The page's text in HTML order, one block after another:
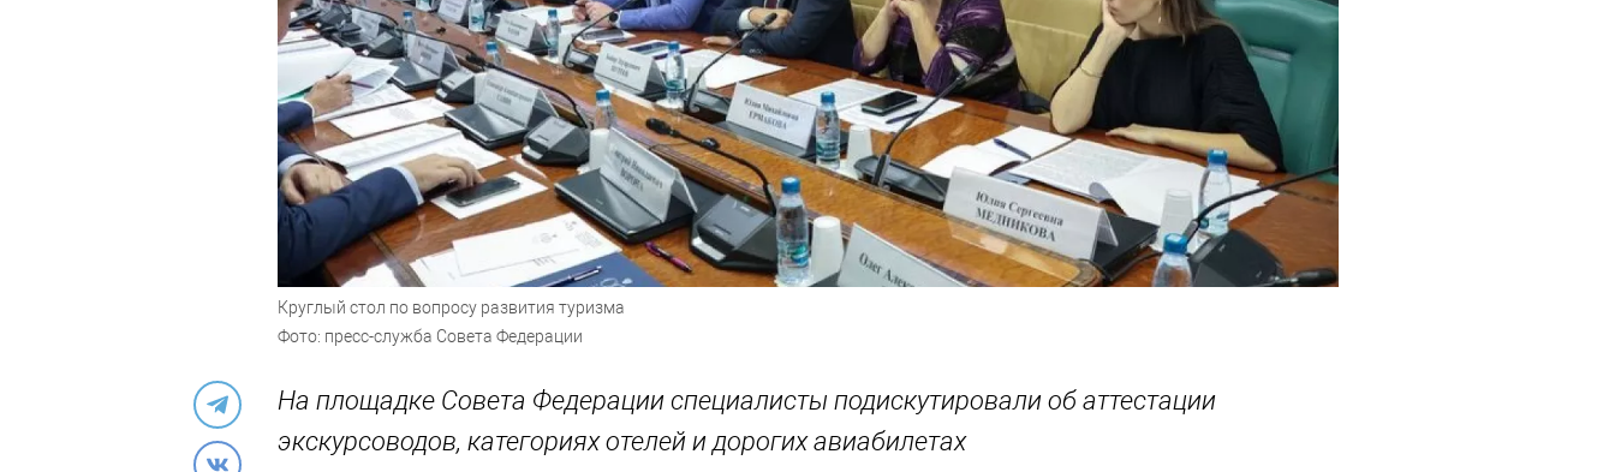
Круглый стол по вопросу развития туризма
Фото: пресс-служба Совета Федерации
На площадке Совета Федерации специалисты подискутировали об аттестации
экскурсоводов, категориях отелей и дорогих авиабилетах